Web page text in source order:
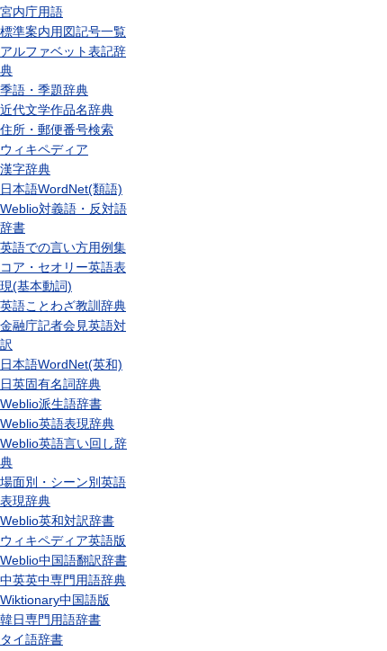
宮内庁用語
標準案内用図記号一覧
アルファベット表記辞
典
季語・季題辞典
近代文学作品名辞典
住所・郵便番号検索
ウィキペディア
漢字辞典
日本語WordNet(類語)
Weblio対義語・反対語
辞書
英語での言い方用例集
コア・セオリー英語表
現(基本動詞)
英語ことわざ教訓辞典
金融庁記者会見英語対
訳
日本語WordNet(英和)
日英固有名詞辞典
Weblio派生語辞書
Weblio英語表現辞典
Weblio英語言い回し辞
典
場面別・シーン別英語
表現辞典
Weblio英和対訳辞書
ウィキペディア英語版
Weblio中国語翻訳辞書
中英英中専門用語辞典
Wiktionary中国語版
韓日専門用語辞書
タイ語辞書